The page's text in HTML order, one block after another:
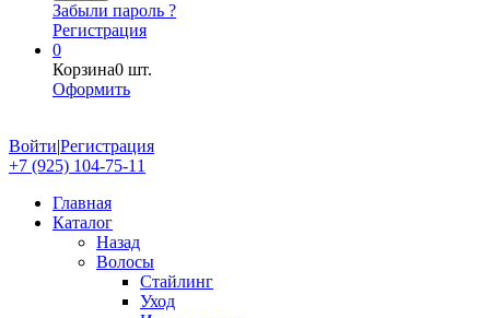
Забыли пароль ?
Регистрация
0
Корзина0 шт.
Оформить
Войти|Регистрация
+7 (925) 104-75-11
Главная
Каталог
Назад
Волосы
Стайлинг
Уход